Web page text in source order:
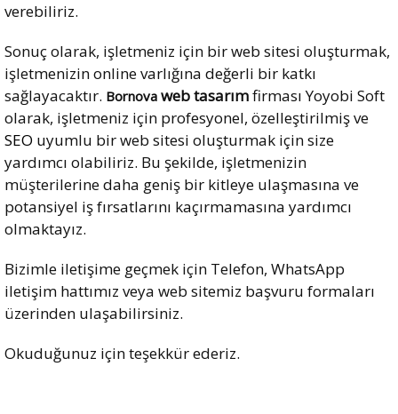
verebiliriz.
Sonuç olarak, işletmeniz için bir web sitesi oluşturmak,
işletmenizin online varlığına değerli bir katkı
sağlayacaktır. Bornova web tasarımfirması Yoyobi Soft
olarak, işletmeniz için profesyonel, özelleştirilmiş ve
SEO uyumlu bir web sitesi oluşturmak için size
yardımcı olabiliriz. Bu şekilde, işletmenizin
müşterilerine daha geniş bir kitleye ulaşmasına ve
potansiyel iş fırsatlarını kaçırmamasına yardımcı
olmaktayız.
Bizimle iletişime geçmek için Telefon, WhatsApp
iletişim hattımız veya web sitemiz başvuru formaları
üzerinden ulaşabilirsiniz.
Okuduğunuz için teşekkür ederiz.